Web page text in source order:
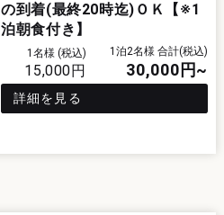
の到着(最終20時迄)ＯＫ【※1
泊朝食付き】
1名様 (税込)
15,000円
1泊2名様 合計(税込)
30,000 円~
詳細を見る